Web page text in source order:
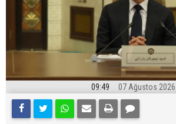
09:49 07 Ağustos 2026